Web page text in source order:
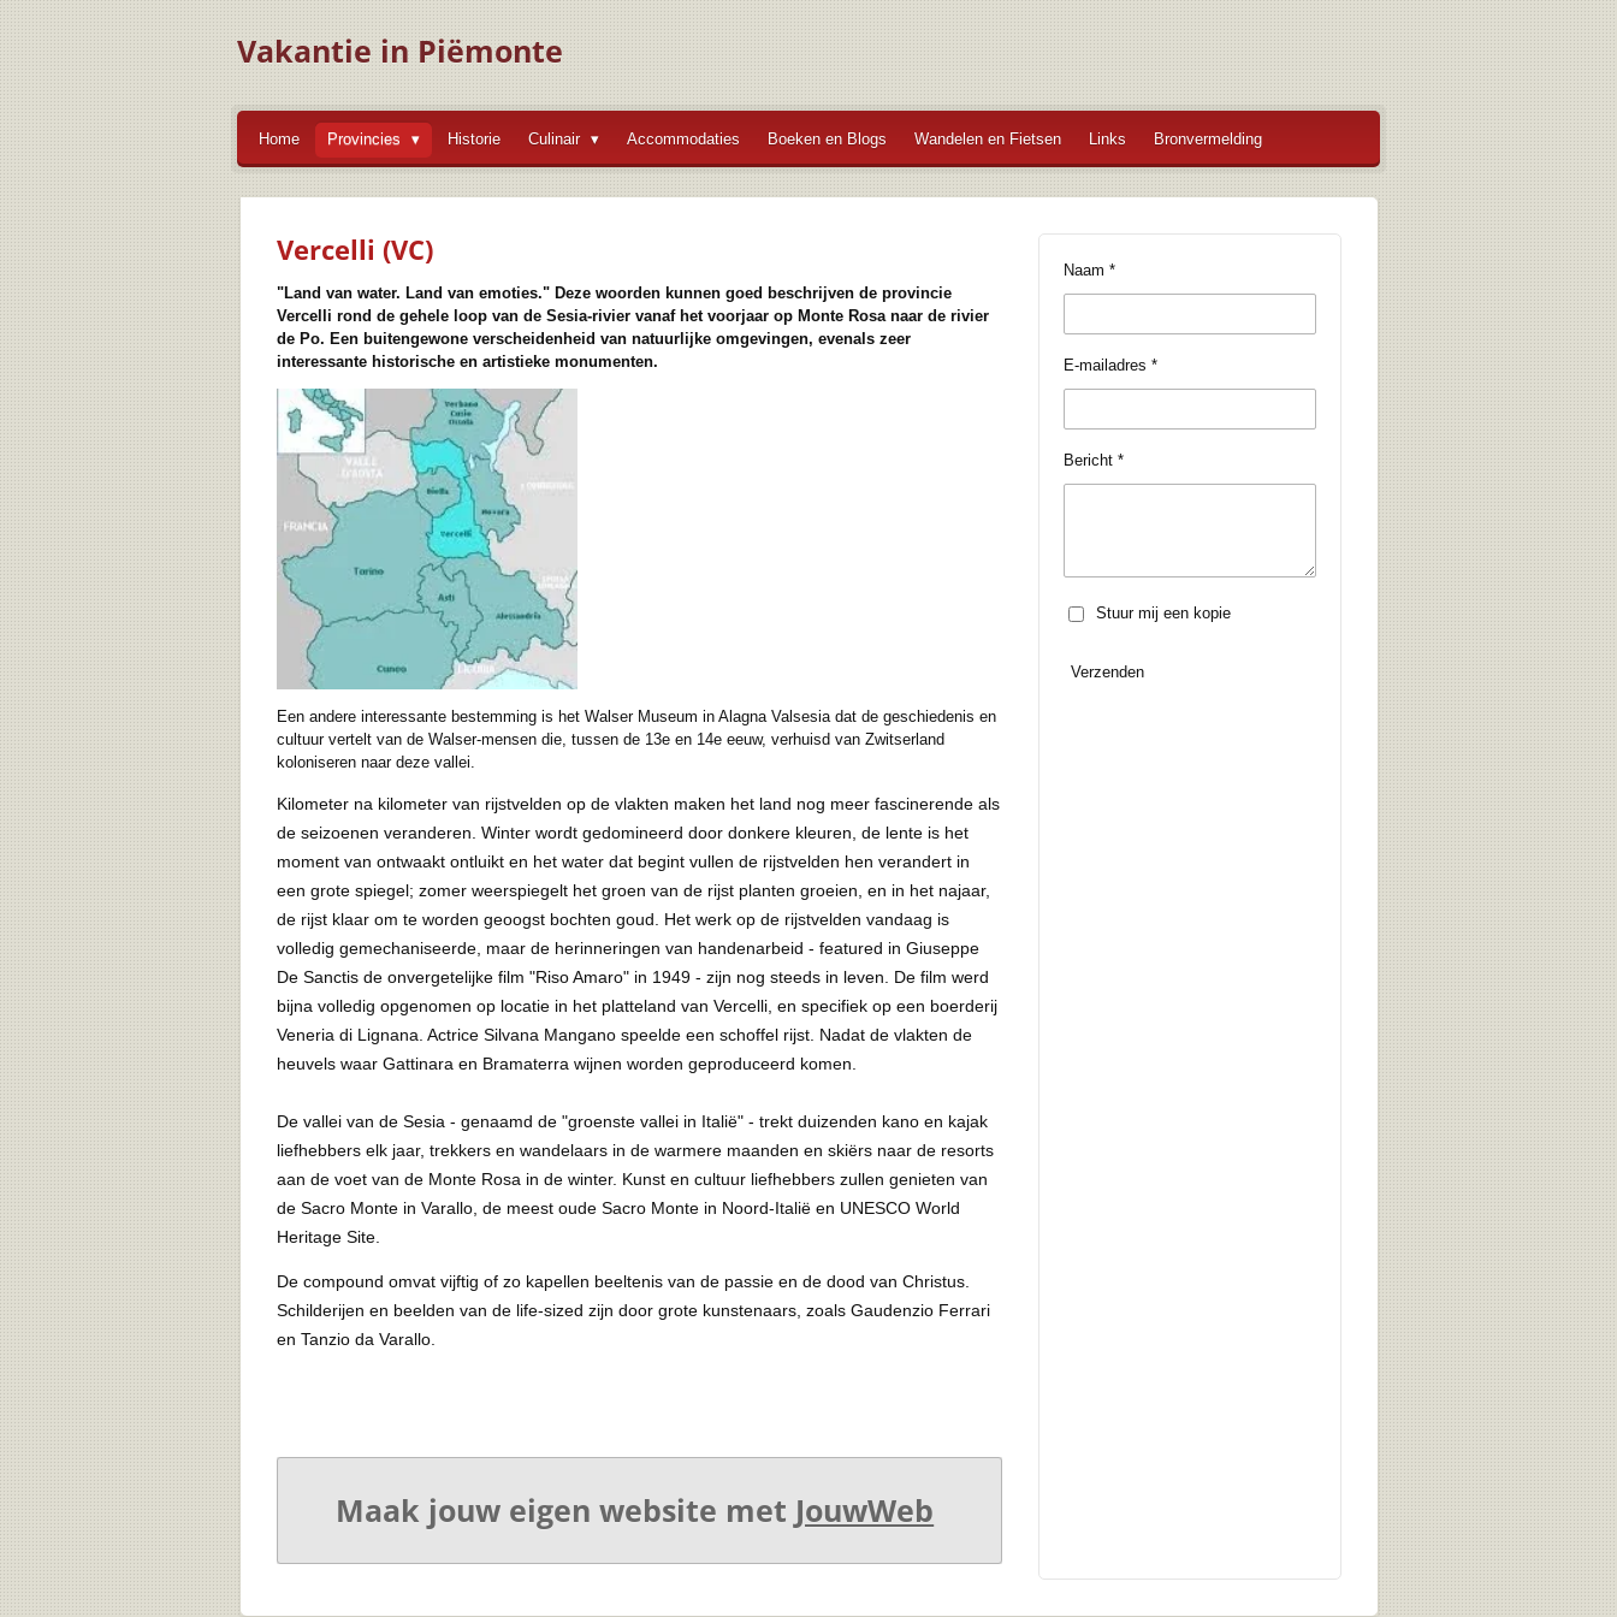
Vakantie in Piëmonte
Home Provincies Historie Culinair Accommodaties Boeken en Blogs Wandelen en Fietsen Links Bronvermelding
Vercelli (VC)
"Land van water. Land van emoties." Deze woorden kunnen goed beschrijven de provincie
Vercelli rond de gehele loop van de Sesia-rivier vanaf het voorjaar op Monte Rosa naar de rivier
de Po. Een buitengewone verscheidenheid van natuurlijke omgevingen, evenals zeer
interessante historische en artistieke monumenten.
Een andere interessante bestemming is het Walser Museum in Alagna Valsesia dat de geschiedenis en
cultuur vertelt van de Walser-mensen die, tussen de 13e en 14e eeuw, verhuisd van Zwitserland
koloniseren naar deze vallei.
Kilometer na kilometer van rijstvelden op de vlakten maken het land nog meer fascinerende als
de seizoenen veranderen. Winter wordt gedomineerd door donkere kleuren, de lente is het
moment van ontwaakt ontluikt en het water dat begint vullen de rijstvelden hen verandert in
een grote spiegel; zomer weerspiegelt het groen van de rijst planten groeien, en in het najaar,
de rijst klaar om te worden geoogst bochten goud. Het werk op de rijstvelden vandaag is
volledig gemechaniseerde, maar de herinneringen van handenarbeid - featured in Giuseppe
De Sanctis de onvergetelijke film "Riso Amaro" in 1949 - zijn nog steeds in leven. De film werd
bijna volledig opgenomen op locatie in het platteland van Vercelli, en specifiek op een boerderij
Veneria di Lignana. Actrice Silvana Mangano speelde een schoffel rijst. Nadat de vlakten de
heuvels waar Gattinara en Bramaterra wijnen worden geproduceerd komen.
De vallei van de Sesia - genaamd de "groenste vallei in Italië" - trekt duizenden kano en kajak
liefhebbers elk jaar, trekkers en wandelaars in de warmere maanden en skiërs naar de resorts
aan de voet van de Monte Rosa in de winter. Kunst en cultuur liefhebbers zullen genieten van
de Sacro Monte in Varallo, de meest oude Sacro Monte in Noord-Italië en UNESCO World
Heritage Site.
De compound omvat vijftig of zo kapellen beeltenis van de passie en de dood van Christus.
Schilderijen en beelden van de life‐sized zijn door grote kunstenaars, zoals Gaudenzio Ferrari
en Tanzio da Varallo.
Maak jouw eigen website met JouwWeb
Naam *
E-mailadres *
Bericht *
Stuur mij een kopie
Verzenden